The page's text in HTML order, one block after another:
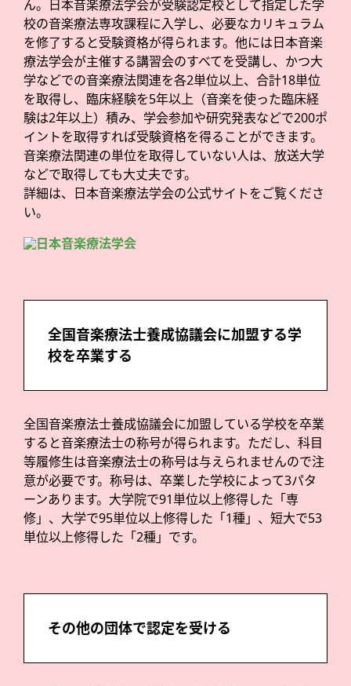
ん。日本音楽療法学会が受験認定校として指定した学
校の音楽療法専攻課程に入学し、必要なカリキュラム
を修了すると受験資格が得られます。他には日本音楽
療法学会が主催する講習会のすべてを受講し、かつ大
学などでの音楽療法関連を各2単位以上、合計18単位
を取得し、臨床経験を5年以上（音楽を使った臨床経
験は2年以上）積み、学会参加や研究発表などで200ポ
イントを取得すれば受験資格を得ることができます。
音楽療法関連の単位を取得していない人は、放送大学
などで取得しても大丈夫です。
詳細は、日本音楽療法学会の公式サイトをご覧くださ
い。
全国音楽療法士養成協議会に加盟する学
校を卒業する
全国音楽療法士養成協議会に加盟している学校を卒業
すると音楽療法士の称号が得られます。ただし、科目
等履修生は音楽療法士の称号は与えられませんので注
意が必要です。称号は、卒業した学校によって3パタ
ーンあります。大学院で91単位以上修得した「専
修」、大学で95単位以上修得した「1種」、短大で53
単位以上修得した「2種」です。
その他の団体で認定を受ける